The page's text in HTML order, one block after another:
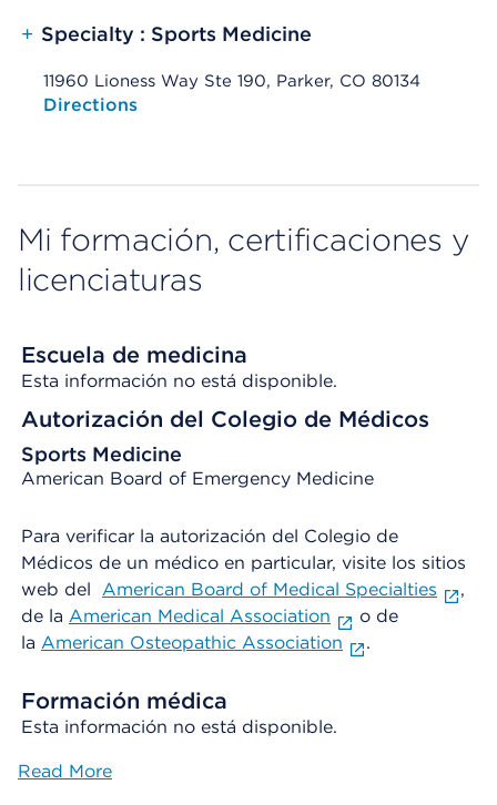
+ Specialty : Sports Medicine
11960 Lioness Way Ste 190, Parker, CO 80134
Opens native map application on mobile devices
Directions
Mi formación, certificaciones y
licenciaturas
Escuela de medicina
Esta información no está disponible.
Autorización del Colegio de Médicos
Sports Medicine
American Board of Emergency Medicine
Para verificar la autorización del Colegio de
Médicos de un médico en particular, visite los sitios
web del American Board of Medical Specialties
,
de la American Medical Association
o de
la American Osteopathic Association .
Formación médica
Esta información no está disponible.
Read More